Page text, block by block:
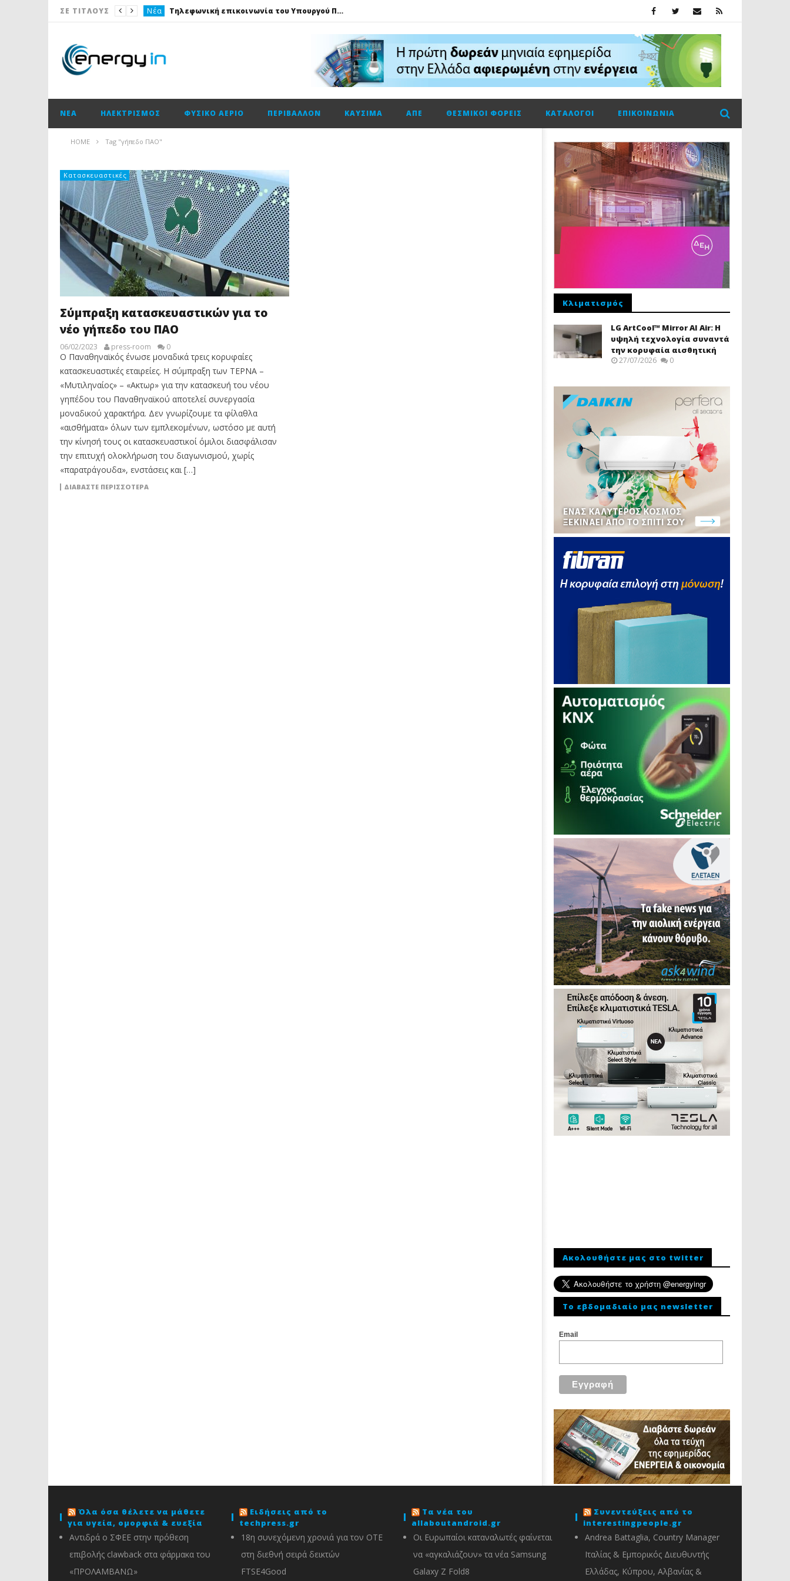
ΣΕ ΤΙΤΛΟΥΣ Νέα Τηλεφωνική επικοινωνία του Υπουργού Περιβάλλοντος και Ενέργειας, κ. Σταύρου Παπασταύρου με τον Ισραηλινό ομόλογό του, κ. Eli Cohen
Ηλεκτρισμός GSI: Η είσοδος της Meridiam αλλάζει τα δεδομένα για τη διασύνδεση Ελλάδας – Κύπρου
Ο Όμιλος AKTOR εξαγοράζει το 75% των εταιρειών ΗΛΕΚΤΩΡ και THALIS στο πλαίσιο στρατηγικής συνεργασίας με τον Όμιλο ΜΟΤΟΡ ΟΪΛ
Ισολογισμοί Metlen: Σε επίπεδο ρεκόρ τα EBITDA το εξάμηνο, στα 550 εκατ. ευρώ – Κέρδη 2,18 ευρώ ανά μετοχή
ΑΠΕ
Νέα
Νέα
ΝΈΑ ΗΛΕΚΤΡΙΣΜΌΣ ΦΥΣΙΚΌ ΑΈΡΙΟ ΠΕΡΙΒΆΛΛΟΝ ΚΑΎΣΙΜΑ ΑΠΕ ΘΕΣΜΙΚΟΊ ΦΟΡΕΊΣ ΚΑΤΆΛΟΓΟΙ ΕΠΙΚΟΙΝΩΝΊΑ
HOME Tag "γήπεδο ΠΑΟ"
Κατασκευαστικές
Σύμπραξη κατασκευαστικών για το
νέο γήπεδο του ΠΑΟ
06/02/2023 press-room 0
Ο Παναθηναϊκός ένωσε μοναδικά τρεις κορυφαίες
κατασκευαστικές εταιρείες. Η σύμπραξη των ΤΕΡΝΑ –
«Μυτιληναίος» – «Ακτωρ» για την κατασκευή του νέου
γηπέδου του Παναθηναϊκού αποτελεί συνεργασία
μοναδικού χαρακτήρα. Δεν γνωρίζουμε τα φίλαθλα
«αισθήματα» όλων των εμπλεκομένων, ωστόσο με αυτή
την κίνησή τους οι κατασκευαστικοί όμιλοι διασφάλισαν
την επιτυχή ολοκλήρωση του διαγωνισμού, χωρίς
«παρατράγουδα», ενστάσεις και […]
ΔΙΑΒΆΣΤΕ ΠΕΡΙΣΣΌΤΕΡΑ
Κλιματισμός
LG ArtCool™ Mirror AI Air: Η
υψηλή τεχνολογία συναντά
την κορυφαία αισθητική
27/07/2026 0
Ακολουθήστε μας στο twitter
To εβδομαδιαίο μας newsletter
Email
Όλα όσα θέλετε να μάθετε
για υγεία, ομορφιά & ευεξία
Αντιδρά ο ΣΦΕΕ στην πρόθεση
επιβολής clawback στα φάρμακα του
«ΠΡΟΛΑΜΒΑΝΩ»
Ειδήσεις από το
techpress.gr
18η συνεχόμενη χρονιά για τον ΟΤΕ
στη διεθνή σειρά δεικτών
FTSE4Good
Τα νέα του
allaboutandroid.gr
Οι Ευρωπαίοι καταναλωτές φαίνεται
να «αγκαλιάζουν» τα νέα Samsung
Galaxy Z Fold8
Συνεντεύξεις από το
interestingpeople.gr
Andrea Battaglia, Country Manager
Ιταλίας & Εμπορικός Διευθυντής
Ελλάδας, Κύπρου, Αλβανίας &